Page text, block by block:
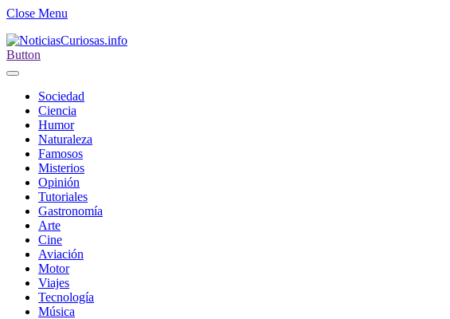
Close Menu
Button
Sociedad
Ciencia
Humor
Naturaleza
Famosos
Misterios
Opinión
Tutoriales
Gastronomía
Arte
Cine
Aviación
Motor
Viajes
Tecnología
Música